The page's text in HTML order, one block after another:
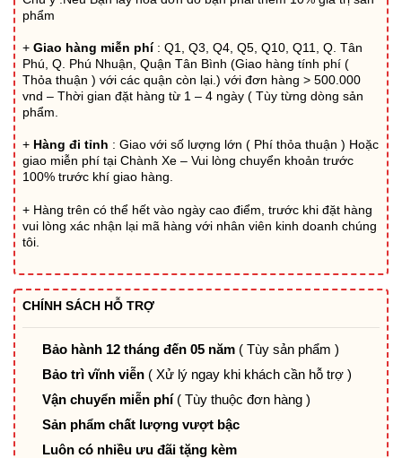
phẩm
+ Giao hàng miễn phí: Q1, Q3, Q4, Q5, Q10, Q11, Q. Tân
Phú, Q. Phú Nhuận, Quận Tân Bình (Giao hàng tính phí (
Thỏa thuận ) với các quận còn lại.) với đơn hàng > 500.000
vnd – Thời gian đặt hàng từ 1 – 4 ngày ( Tùy từng dòng sản
phẩm.
+ Hàng đi tỉnh : Giao với số lượng lớn ( Phí thỏa thuận ) Hoặc
giao miễn phí tại Chành Xe – Vui lòng chuyển khoản trước
100% trước khí giao hàng.
+ Hàng trên có thể hết vào ngày cao điểm, trước khi đặt hàng
vui lòng xác nhận lại mã hàng với nhân viên kinh doanh chúng
tôi.
CHÍNH SÁCH HỖ TRỢ
Bảo hành 12 tháng đến 05 năm ( Tùy sản phẩm )
Bảo trì vĩnh viễn ( Xử lý ngay khi khách cần hỗ trợ )
Vận chuyển miễn phí ( Tùy thuộc đơn hàng )
Sản phẩm chất lượng vượt bậc
Luôn có nhiều ưu đãi tặng kèm